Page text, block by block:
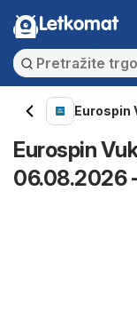
Letkomat
Eurospin
Eurospin
06.08.2026